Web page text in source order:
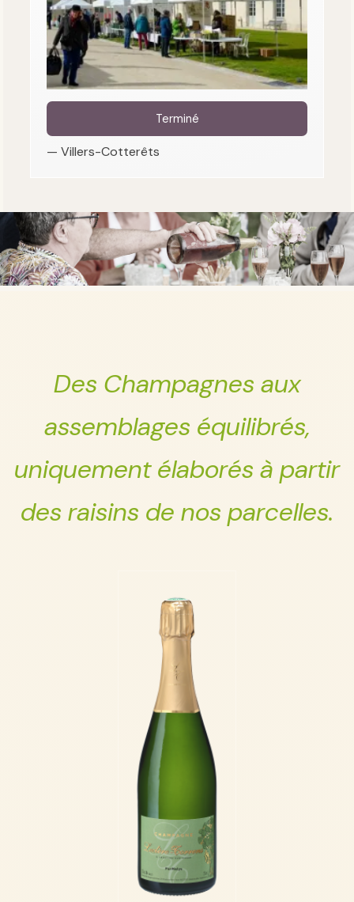
Terminé
— Villers-Cotterêts
Des Champagnes aux
assemblages équilibrés,
uniquement élaborés à partir
des raisins de nos parcelles.